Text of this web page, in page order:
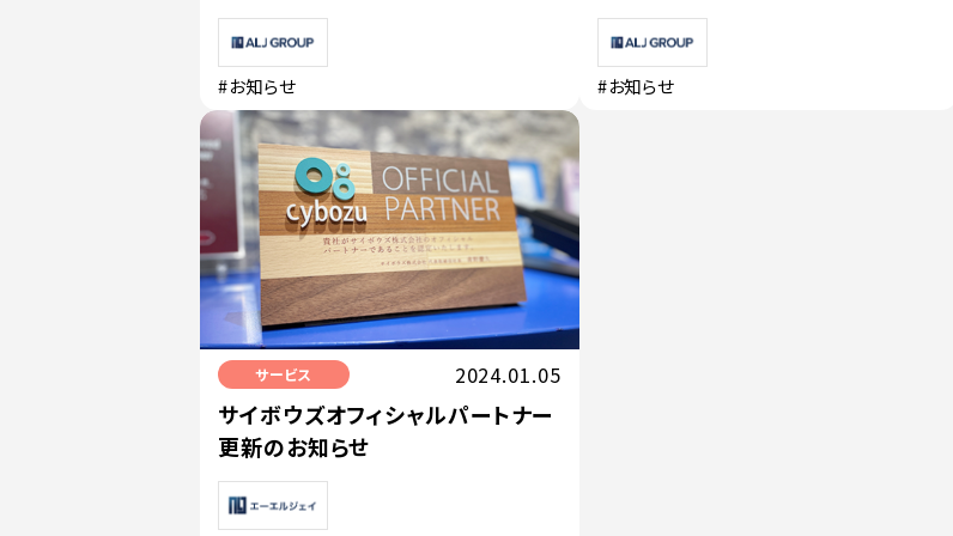
#お知らせ #お知らせ
サービス 2024.01.05
サイボウズオフィシャルパートナー
更新のお知らせ